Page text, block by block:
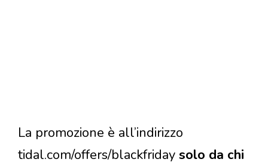
La promozione è all’indirizzo
tidal.com/offers/blackfriday solo da chi